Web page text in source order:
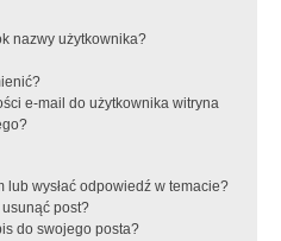
nazwy użytkownika?
e-mail do użytkownika witryna
lub wysłać odpowiedź w temacie?
post?
do swojego posta?